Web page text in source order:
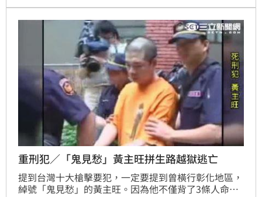
重刑犯／「鬼見愁」黃主旺拼生路越獄逃亡
提到台灣十大槍擊要犯，一定要提到曾橫行彰化地區，
綽號「鬼見愁」的黃主旺。因為他不僅背了3條人命，